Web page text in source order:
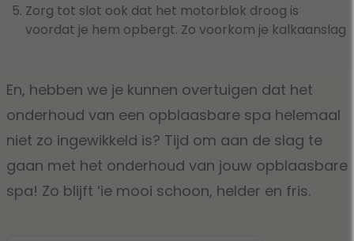
Zorg tot slot ook dat het motorblok droog is
voordat je hem opbergt. Zo voorkom je kalkaanslag
En, hebben we je kunnen overtuigen dat het
onderhoud van een opblaasbare spa helemaal
niet zo ingewikkeld is? Tijd om aan de slag te
gaan met het onderhoud van jouw opblaasbare
spa! Zo blijft ‘ie mooi schoon, helder en fris.